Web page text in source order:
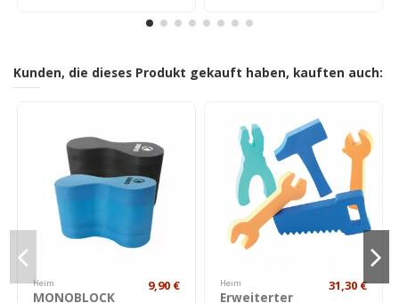
Kunden, die dieses Produkt gekauft haben, kauften auch:
Heim
MONOBLOCK
9,90 € Heim
Erweiterter
31,30 €